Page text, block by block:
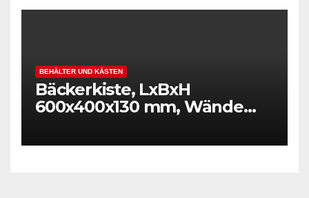
BEHÄLTER UND KÄSTEN
Bäckerkiste, LxBxH
600x400x130 mm, Wände
Gewicht 1,40 kg, rot